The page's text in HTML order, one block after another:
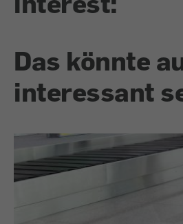
Das könnte
interessant